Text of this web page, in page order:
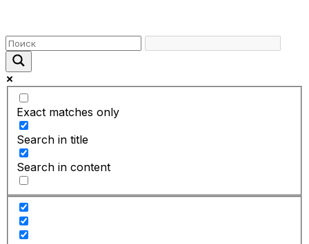
Exact matches only
Search in title
Search in content